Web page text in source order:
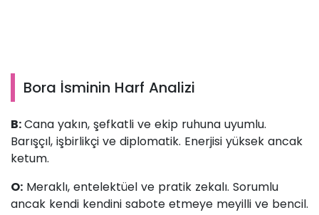
Bora İsminin Harf Analizi
B:Cana yakın, şefkatli ve ekip ruhuna uyumlu.
Barışçıl, işbirlikçi ve diplomatik. Enerjisi yüksek ancak
ketum.
O: Meraklı, entelektüel ve pratik zekalı. Sorumlu
ancak kendi kendini sabote etmeye meyilli ve bencil.